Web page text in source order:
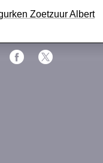
Zoetzuur Albert